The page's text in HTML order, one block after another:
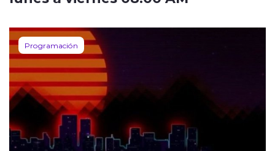
Programación